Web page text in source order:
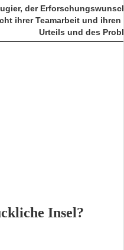
der
ihrer Teamarbeit und
Urteils und des
Insel?